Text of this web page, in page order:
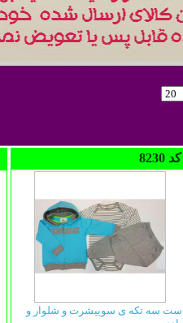
8230 کد
ست سه تکه ی سوییشرت و شلوار و